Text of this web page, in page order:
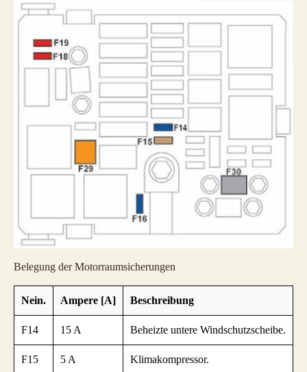
Belegung der Motorraumsicherungen
Nein. Ampere [A] Beschreibung
F14 15 A Beheizte untere Windschutzscheibe.
F15 5 A Klimakompressor.